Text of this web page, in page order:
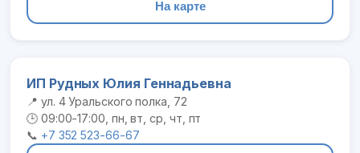
На карте
ИП Рудных Юлия Геннадьевна
📍 ул. 4 Уральского полка, 72
🕒 09:00-17:00, пн, вт, ср, чт, пт
📞 +7 352 523-66-67